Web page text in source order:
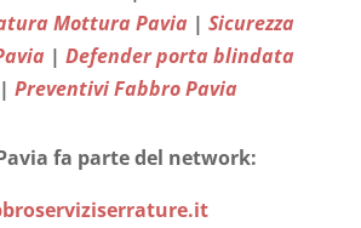
Mottura Pavia | Sicurezza
| Defender porta blindata
| Preventivi Fabbro Pavia
fa parte del network: